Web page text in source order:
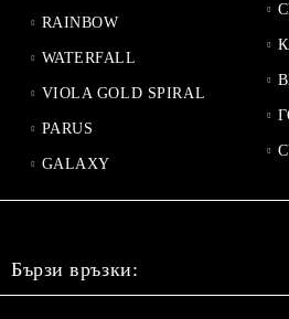
RAINBOW
WATERFALL
VIOLA GOLD SPIRAL
PARUS
GALAXY
Бързи връзки: